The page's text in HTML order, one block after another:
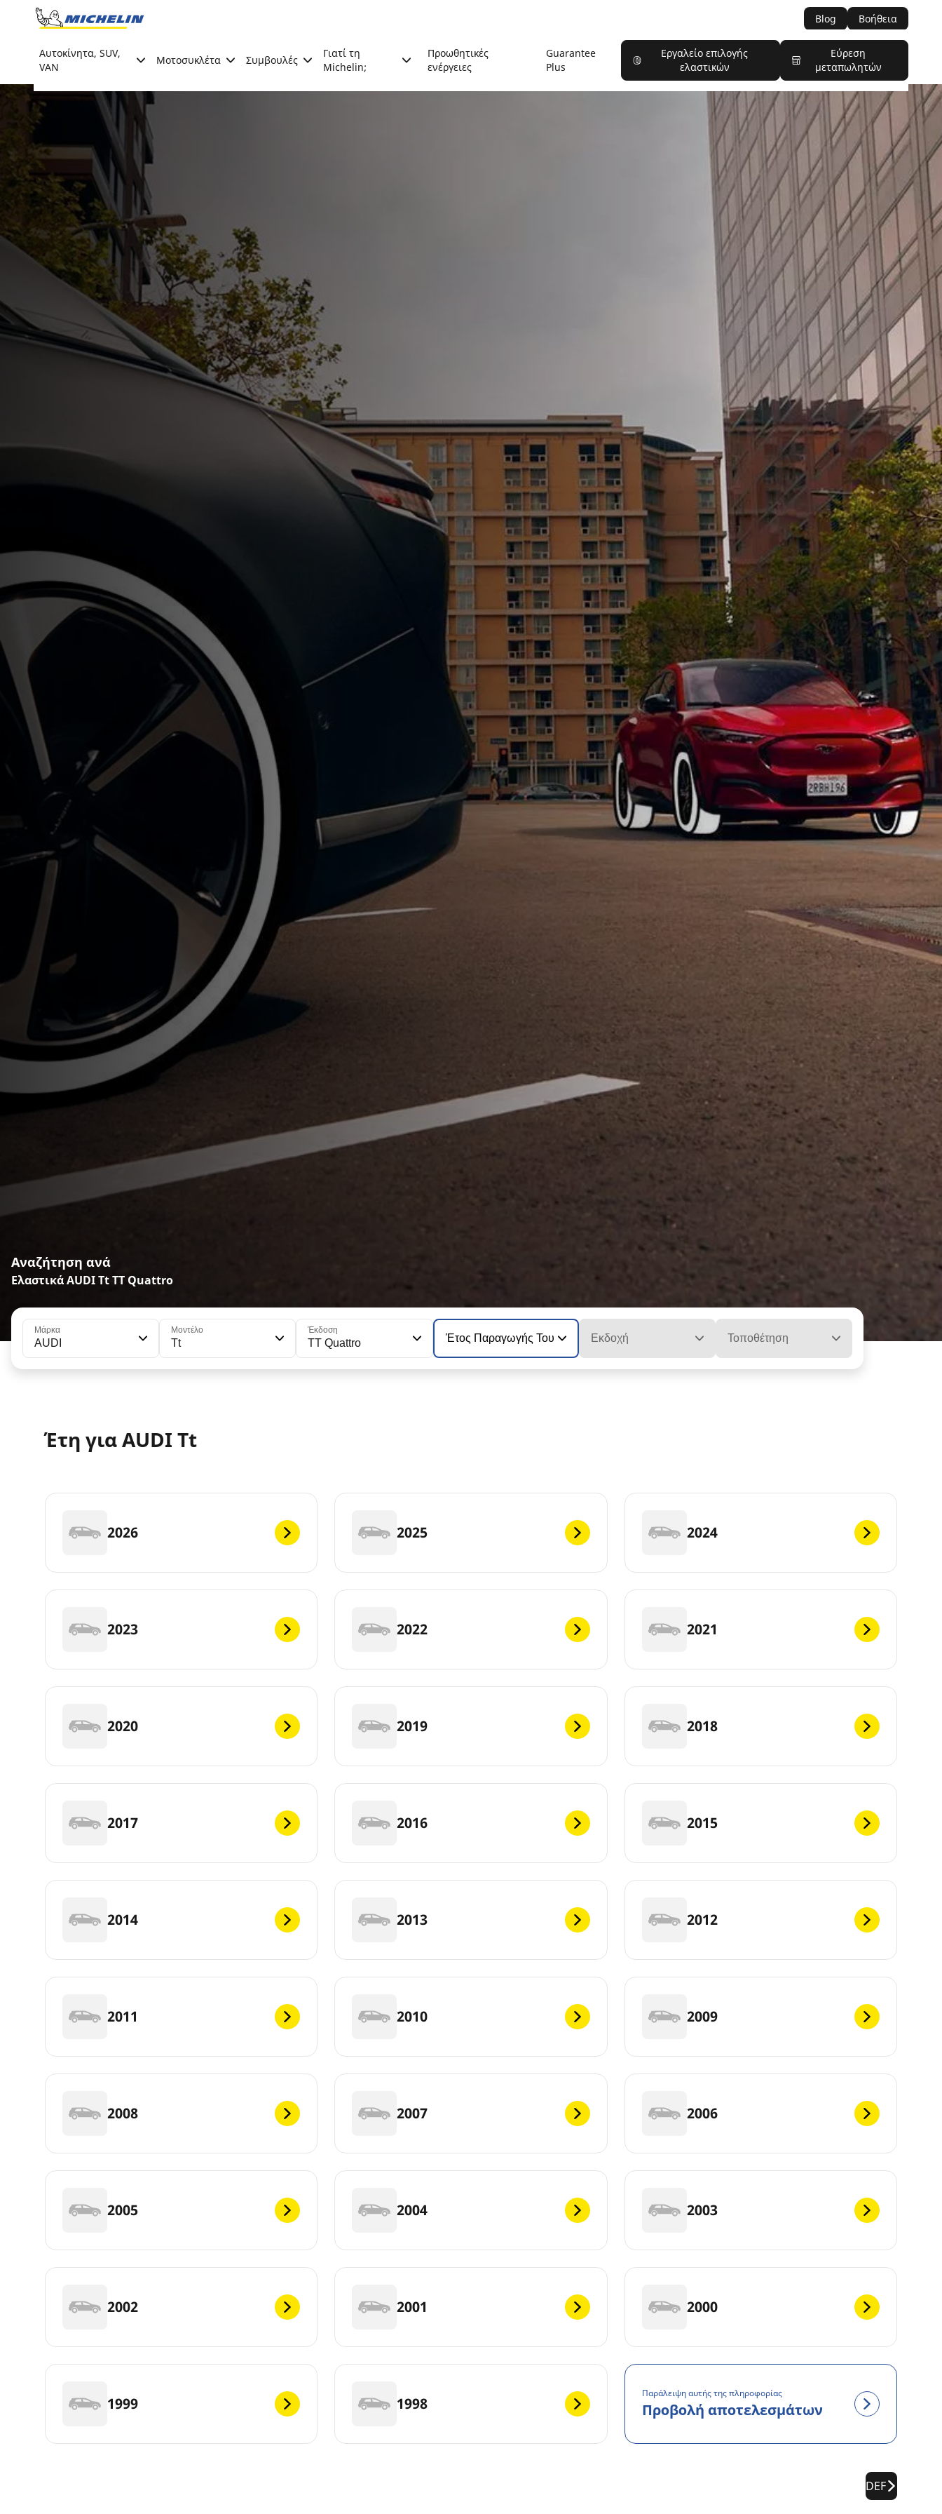
Go to page content
Blog Βοήθεια
Αυτοκίνητα, SUV,
VAN
Μοτοσυκλέτα Συμβουλές
Γιατί τη
Michelin;
Προωθητικές
ενέργειες
Guarantee
Plus
Εργαλείο επιλογής
ελαστικών
Εύρεση
μεταπωλητών
Αναζήτηση ανά
Ελαστικά AUDI Tt TT Quattro
Μάρκα
AUDI
Μοντέλο
Tt
Έκδοση
TT Quattro Έτος Παραγωγής Του ΜοντέλουΕκδοχή Τοποθέτηση
Έτη για AUDI Tt
2026 2025 2024
2023 2022 2021
2020 2019 2018
2017 2016 2015
2014 2013 2012
2011 2010 2009
2008 2007 2006
2005 2004 2003
2002 2001 2000
1999 1998
Παράλειψη αυτής της πληροφορίας
Προβολή αποτελεσμάτων
DEF